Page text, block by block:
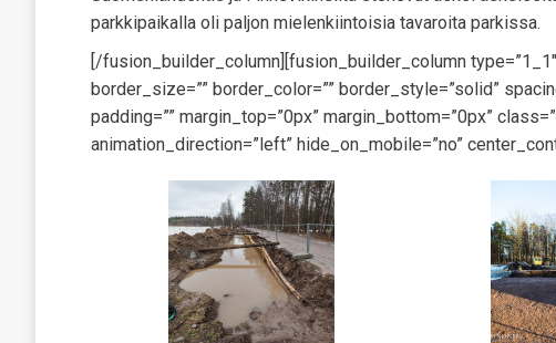
parkkipaikalla oli paljon mielenkiintoisia tavaroita parkissa.
[/fusion_builder_column][fusion_builder_column
border_size=”” border_color=”” border_style=”solid”
padding=”” margin_top=”0px” margin_bottom=”0px”
animation_direction=”left” hide_on_mobile=”no”